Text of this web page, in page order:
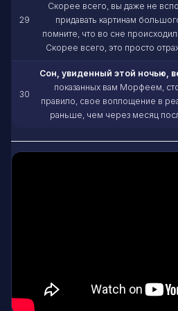
29
Скорее всего, вы даже не
придавать картинам
помните, что во сне
Скорее всего, это просто
30
Сон, увиденный этой ночью,
показанных вам Морфеем,
правило, свое воплощение в
раньше, чем через месяц